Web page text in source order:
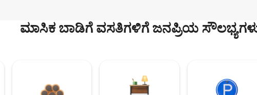
ಮಾಸಿಕ ಬಾಡಿಗೆ ವಸತಿಗಳಿಗೆ ಜನಪ್ರಿಯ